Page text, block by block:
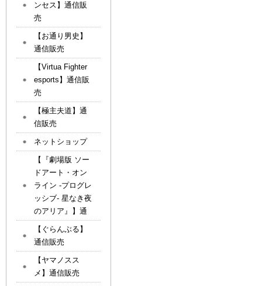
ンセス】通信販
売
【お通り男史】
通信販売
【Virtua Fighter
esports】通信販
売
【極主夫道】通
信販売
ネットショップ
【『劇場版 ソー
ドアート・オン
ライン -プログレ
ッシブ- 星なき夜
のアリア』】通
【ぐらんぶる】
通信販売
【ヤマノスス
メ】通信販売